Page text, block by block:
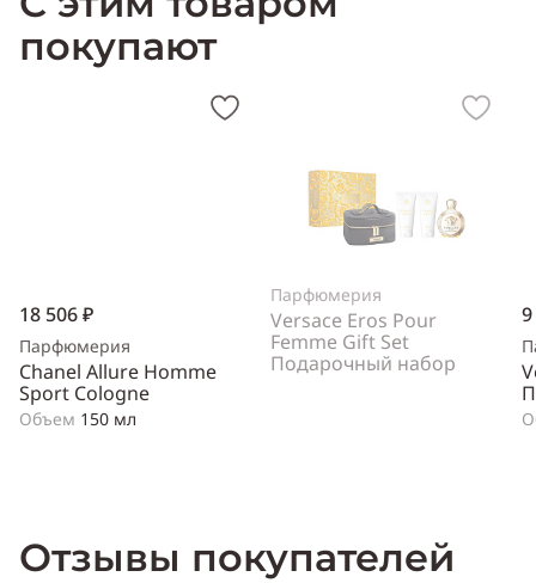
покупают
18 506 ₽
Парфюмерия
Chanel Allure Homme
Sport Cologne
Объем 150 мл
Парфюмерия
Versace Eros Pour
Femme Gift Set
Подарочный набор
Отзывы покупателей